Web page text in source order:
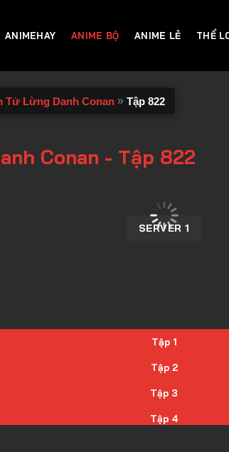
ANIMEHAY ANIME BỘ ANIME LẺ THỂ
Tử Lừng Danh Conan » Tập 822
Conan - Tập 822
SERVER 1
Tập 1
Tập 2
Tập 3
Tập 4